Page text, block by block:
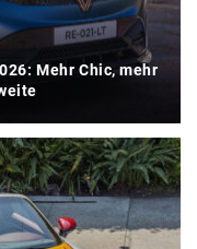
Mehr Chic, mehr